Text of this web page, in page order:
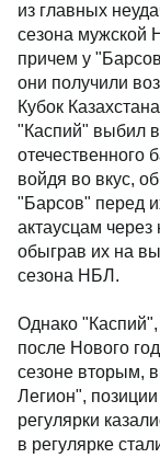
из главных
сезона мужской
причем у
они получили
Кубок
"Каспий" выбил
отечественного
войдя во вкус,
"Барсов" перед
актаусцам
обыграв их на
сезона НБЛ.
Однако "Каспий",
после Нового
сезоне вторым,
Легион", позиции
регулярки
в регулярке